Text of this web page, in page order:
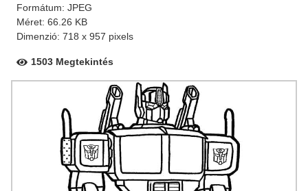
Formátum: JPEG
Méret: 66.26 KB
Dimenzió: 718 x 957 pixels
1503 Megtekintés